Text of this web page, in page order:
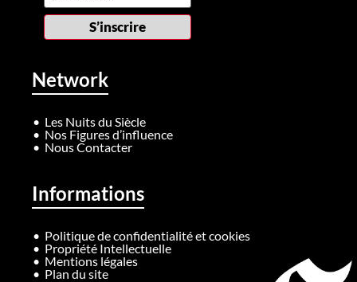
Network
Les Nuits du Siècle
Nos Figures d’influence
Nous Contacter
Informations
Politique de confidentialité et cookies
Propriété Intellectuelle
Mentions légales
Plan du site